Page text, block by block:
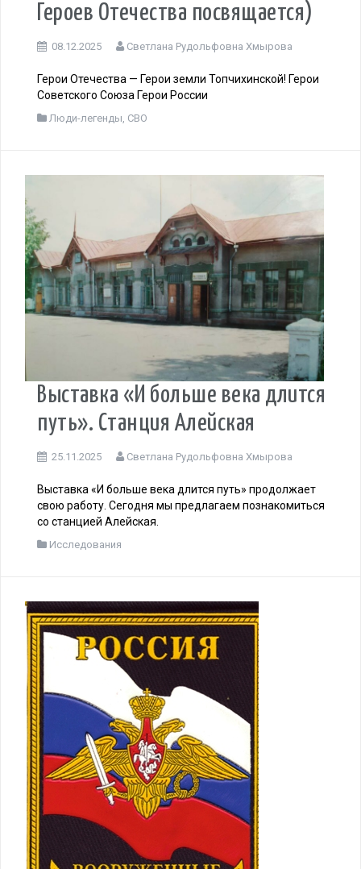
Героев Отечества посвящается)
08.12.2025 Светлана Рудольфовна Хмырова
Герои Отечества — Герои земли Топчихинской! Герои
Советского Союза Герои России
Люди-легенды, СВО
Выставка «И больше века длится
путь». Станция Алейская
25.11.2025 Светлана Рудольфовна Хмырова
Выставка «И больше века длится путь» продолжает
свою работу. Сегодня мы предлагаем познакомиться
со станцией Алейская.
Исследования